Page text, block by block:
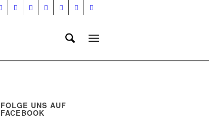
FOLGE UNS AUF
FACEBOOK